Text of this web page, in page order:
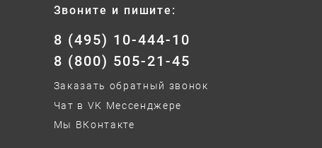
Звоните и пишите:
8 (495) 10-444-10
8 (800) 505-21-45
Заказать обратный звонок
Чат в VK Мессенджере
Мы ВКонтакте